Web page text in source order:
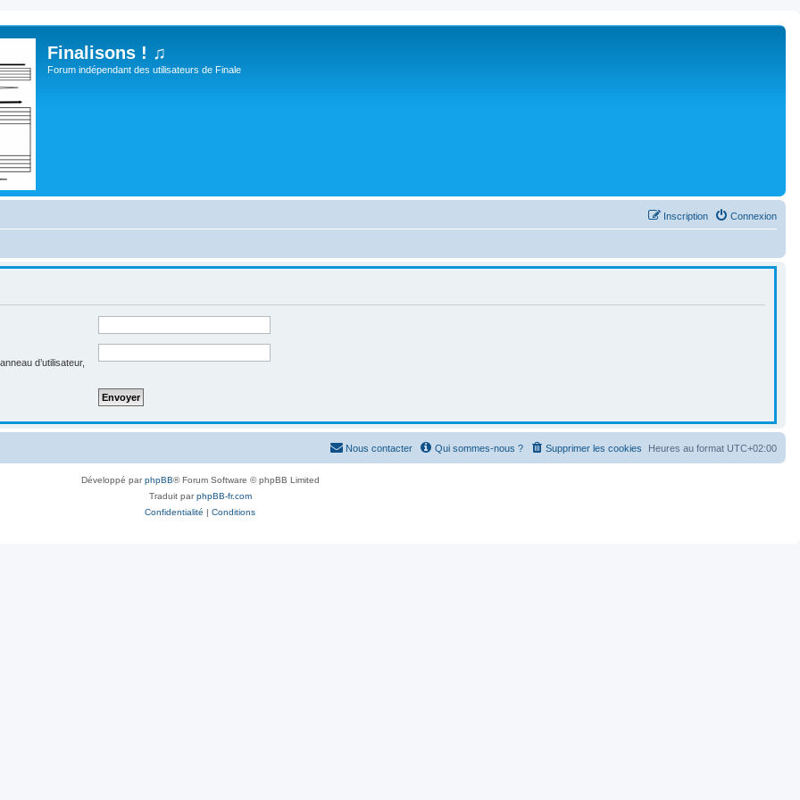
Finalisons ! ♫
Forum indépendant des utilisateurs de Finale
Connexion
Inscription
d’utilisateur,
Heures au format UTC+02:00
Supprimer les cookies
Qui sommes-nous ?
Nous contacter
Développé parphpBB® Forum Software © phpBB Limited
Traduit parphpBB-fr.com
Confidentialité | Conditions